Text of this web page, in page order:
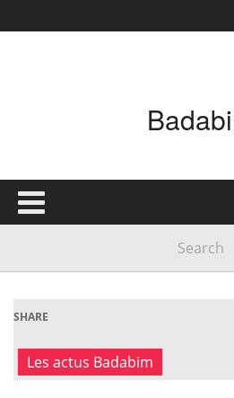
SHARE
Les actus Badabim